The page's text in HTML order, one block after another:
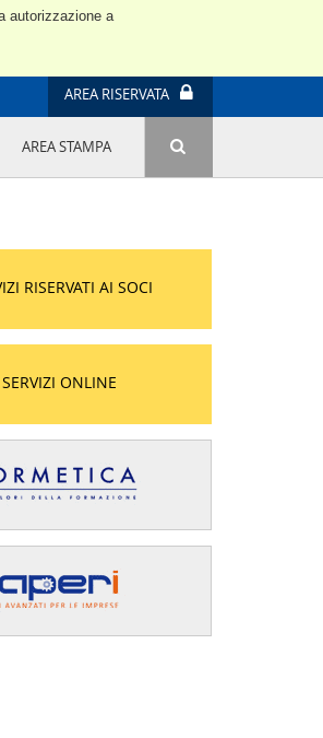
autorizzazione a
AREA RISERVATA
SOSTENIBILITÀ NEL
PRATESE
FEMMINILE
AREA STAMPA
RISERVATI AI SOCI
SERVIZI ONLINE